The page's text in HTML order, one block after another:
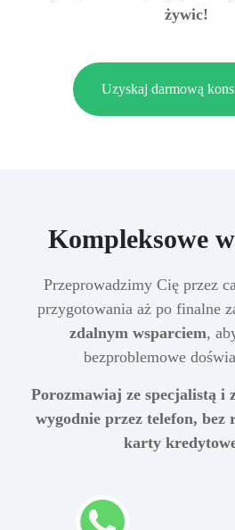
żywic!
Uzyskaj darmową
Kompleksowe
Przeprowadzimy Cię przez
przygotowania aż po finalne
zdalnym wsparciem,
bezproblemowe
Porozmawiaj ze specjalistą i
wygodnie przez telefon, bez
karty